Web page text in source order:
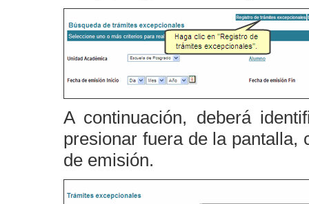
A continuación, deberá
presionar fuera de la pantalla,
de emisión.